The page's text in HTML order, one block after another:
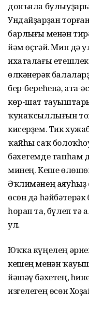
донъяла
Ундайҙарҙан
барлығы менән
йәм өҫтәй. Мин дә
ихаталағы
өлкәнерәк
бер-береһенә, ата-
көр-шат
ҡунаҡсыллығын
кисерҙем. Тик
ҡайһы саҡ
бәхетемде тапһам
минең. Кеше
Әҡлимәнең аяуһыҙ
өсөн дә
һорап та, бүлеп тә
ул.
Юҡҡа күңелең
кешең менән
йәшәү бәхетең,
изгелегең өсөн